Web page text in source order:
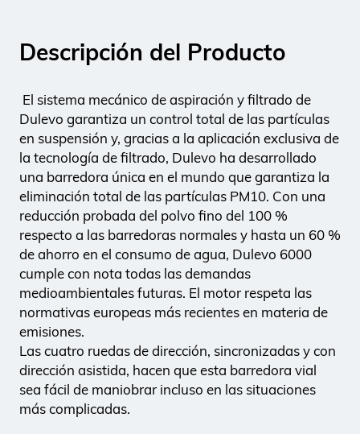
Descripción del Producto
El sistema mecánico de aspiración y filtrado de
Dulevo garantiza un control total de las partículas
en suspensión y, gracias a la aplicación exclusiva de
la tecnología de filtrado, Dulevo ha desarrollado
una barredora única en el mundo que garantiza la
eliminación total de las partículas PM10. Con una
reducción probada del polvo fino del 100 %
respecto a las barredoras normales y hasta un 60 %
de ahorro en el consumo de agua, Dulevo 6000
cumple con nota todas las demandas
medioambientales futuras. El motor respeta las
normativas europeas más recientes en materia de
emisiones.
Las cuatro ruedas de dirección, sincronizadas y con
dirección asistida, hacen que esta barredora vial
sea fácil de maniobrar incluso en las situaciones
más complicadas.